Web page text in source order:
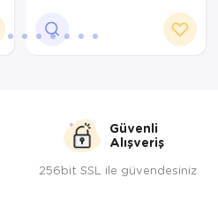
Güvenli
Alışveriş
256bit SSL ile güvendesiniz